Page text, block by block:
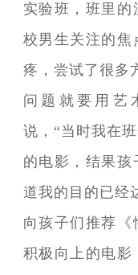
实验班，班里的
校男生关注的焦
疼，尝试了很多
问题就要用艺
说，“当时我在
的电影，结果孩
道我的目的已经
向孩子们推荐
积极向上的电影